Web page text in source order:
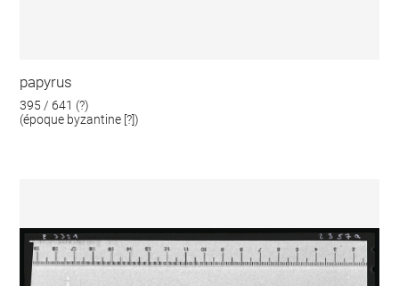
papyrus
395 / 641 (?)
(époque byzantine [?])